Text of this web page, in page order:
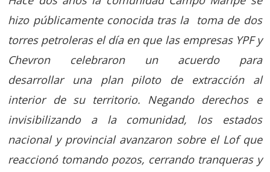
hizo públicamente conocida tras la toma de dos
torres petroleras el día en que las empresas YPF y
Chevron celebraron un acuerdo para
desarrollar una plan piloto de extracción al
interior de su territorio. Negando derechos e
invisibilizando a la comunidad, los estados
nacional y provincial avanzaron sobre el Lof que
reaccionó tomando pozos, cerrando tranqueras y